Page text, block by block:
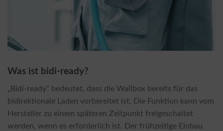
Was ist bidi-ready?
„Bidi-ready“ bedeutet, dass die Wallbox bereits für das
bidirektionale Laden vorbereitet ist. Die Funktion kann vom
Hersteller zu einem späteren Zeitpunkt freigeschaltet
werden, wenn es erforderlich ist. Der frühzeitige Einbau